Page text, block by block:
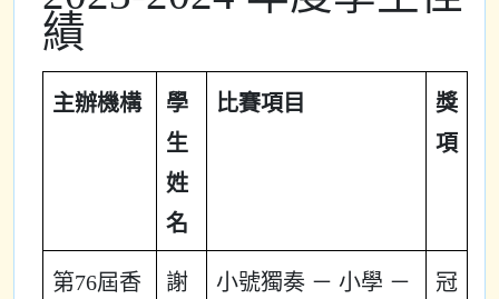
績
主辦機構
學
生
姓
名
比賽項目
獎
項
第76屆香
謝
小號獨奏 － 小學 －
冠